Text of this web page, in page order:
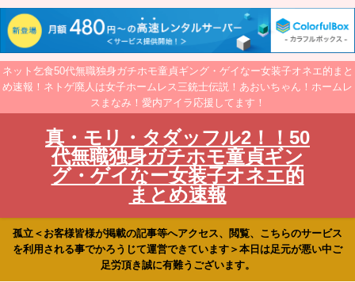
ネット乞食50代無職独身ガチホモ童貞ギング・ゲイなー女装子オネエ的まと
め速報！ネトゲ廃人は女子ホームレス三銃士伝説！あおいちゃん！ホームレ
スまなみ！愛内アイラ応援してます！
真・モリ・タダッフル2！！50
代無職独身ガチホモ童貞ギン
グ・ゲイなー女装子オネエ的
まとめ速報
孤立＜お客様皆様が掲載の記事等へアクセス、閲覧、こちらのサービス
を利用される事でかろうじて運営できています＞本日は足元が悪い中ご
足労頂き誠に有難うございます。